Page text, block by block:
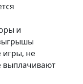
и
игры, не
выплачивают